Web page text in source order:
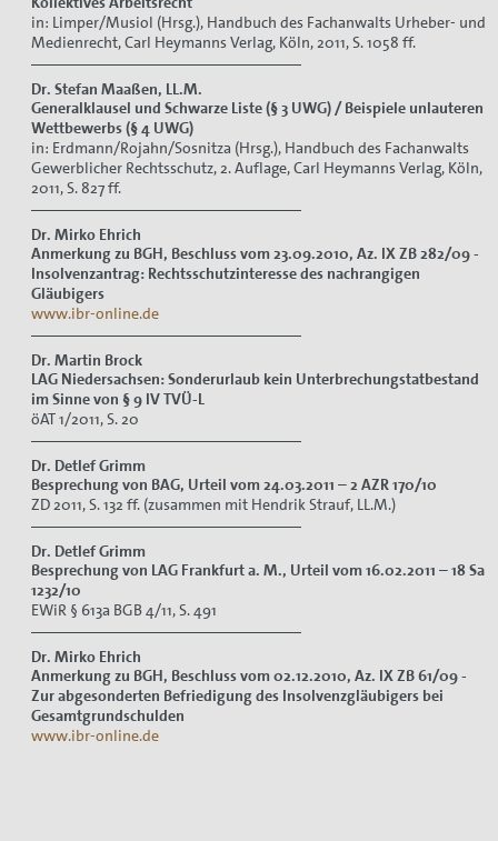
in: Limper/Musiol (Hrsg.), Handbuch des Fachanwalts Urheber- und
Medienrecht, Carl Heymanns Verlag, Köln, 2011, S. 1058 ff.
Dr. Stefan Maaßen, LL.M.
Generalklausel und Schwarze Liste (§ 3 UWG) / Beispiele unlauteren
Wettbewerbs (§ 4 UWG)
in: Erdmann/Rojahn/Sosnitza (Hrsg.), Handbuch des Fachanwalts
Gewerblicher Rechtsschutz, 2. Auflage, Carl Heymanns Verlag, Köln,
2011, S. 827 ff.
Dr. Mirko Ehrich
Anmerkung zu BGH, Beschluss vom 23.09.2010, Az. IX ZB 282/09 -
Insolvenzantrag: Rechtsschutzinteresse des nachrangigen
Gläubigers
www.ibr-online.de
Dr. Martin Brock
LAG Niedersachsen: Sonderurlaub kein Unterbrechungstatbestand
im Sinne von § 9 IV TVÜ-L
öAT 1/2011, S. 20
Dr. Detlef Grimm
Besprechung von BAG, Urteil vom 24.03.2011 – 2 AZR 170/10
ZD 2011, S. 132 ff. (zusammen mit Hendrik Strauf, LL.M.)
Dr. Detlef Grimm
Besprechung von LAG Frankfurt a. M., Urteil vom 16.02.2011 – 18Sa
1232/10
EWiR § 613a BGB 4/11, S. 491
Dr. Mirko Ehrich
Anmerkung zu BGH, Beschluss vom 02.12.2010, Az. IX ZB 61/09 -
Zur abgesonderten Befriedigung des Insolvenzgläubigers bei
Gesamtgrundschulden
www.ibr-online.de